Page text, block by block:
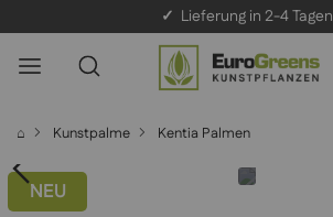
✓ Lieferung in 2-4 Tagen
⌂ Kunstpalme Kentia Palmen
NEU